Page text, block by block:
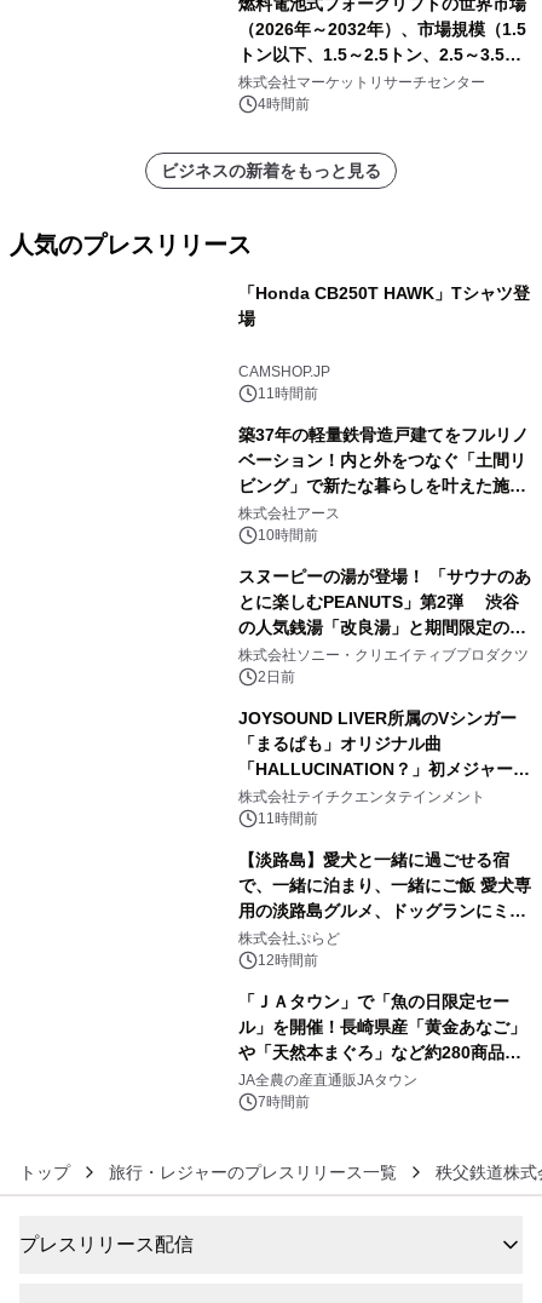
（2026年～2032年）、市場規模（1.5
トン以下、1.5～2.5トン、2.5～3.5ト
ン、3.5～5.0トン、その他）・分析レ
ポートを発表
株式会社マーケットリサーチセンター
4時間前
ビジネスの新着をもっと見る
人気のプレスリリース
「Honda CB250T HAWK」Tシャツ登
場
CAMSHOP.JP
11時間前
築37年の軽量鉄骨造戸建てをフルリノ
ベーション！内と外をつなぐ「土間リ
ビング」で新たな暮らしを叶えた施工
事例を株式会社アースが公開
株式会社アース
10時間前
スヌーピーの湯が登場！ 「サウナのあ
とに楽しむPEANUTS」第2弾 渋谷
の人気銭湯「改良湯」と期間限定のコ
ラボレーション サウナイキタイコラ
ボグッズも発売決定！
株式会社ソニー・クリエイティブプロダクツ
2日前
JOYSOUND LIVER所属のVシンガー
「まるぱも」オリジナル曲
「HALLUCINATION？」初メジャー配
信リリース決定！
株式会社テイチクエンタテインメント
11時間前
【淡路島】愛犬と一緒に過ごせる宿
で、一緒に泊まり、一緒にご飯 愛犬専
用の淡路島グルメ、ドッグランにミニ
プール グランピングとトレーラーハウ
スの2施設で
株式会社ぷらど
12時間前
「ＪＡタウン」で「魚の日限定セー
ル」を開催！長崎県産「黄金あなご」
や「天然本まぐろ」など約280商品を
販売！～毎月１０日の定例企画～
JA全農の産直通販JAタウン
7時間前
トップ 旅行・レジャーのプレスリリース一覧 秩父鉄道株式
プレスリリース配信